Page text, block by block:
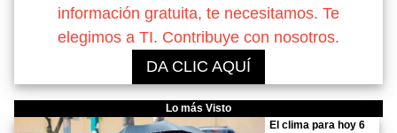
información gratuita, te necesitamos. Te
elegimos a TI. Contribuye con nosotros.
DA CLIC AQUÍ
Lo más Visto
El clima para hoy 6